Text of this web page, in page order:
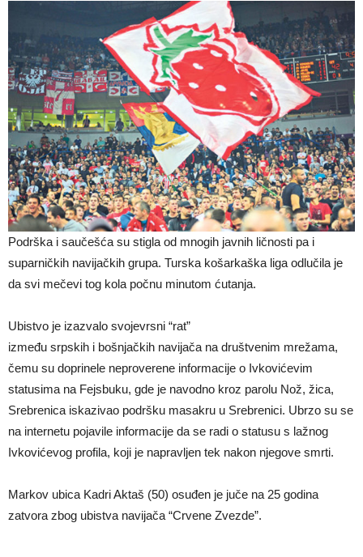
Podrška i saučešća su stigla od mnogih javnih ličnosti pa i
suparničkih navijačkih grupa. Turska košarkaška liga odlučila je
da svi mečevi tog kola počnu minutom ćutanja.
Ubistvo je izazvalo svojevrsni “rat”
između srpskih i bošnjačkih navijača na društvenim mrežama,
čemu su doprinele neproverene informacije o Ivkovićevim
statusima na Fejsbuku, gde je navodno kroz parolu Nož, žica,
Srebrenica iskazivao podršku masakru u Srebrenici. Ubrzo su se
na internetu pojavile informacije da se radi o statusu s lažnog
Ivkovićevog profila, koji je napravljen tek nakon njegove smrti.
Markov ubica Kadri Aktaš (50) osuđen je juče na 25 godina
zatvora zbog ubistva navijača “Crvene Zvezde”.